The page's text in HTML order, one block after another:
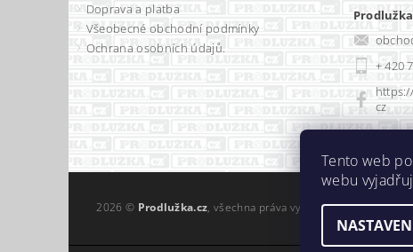
Doprava a platba
Všeobecné obchodní podmínky
Ochrana osobních údajů.
+ 420
cz
2026 © Prodlužka.cz, všechna práva vyhrazena
Tento web
webu